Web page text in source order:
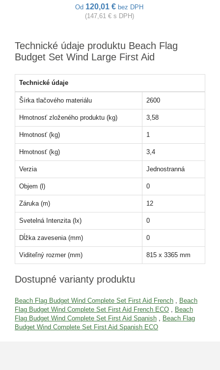
Od 120,01 € bez DPH
(147,61 € s DPH)
Technické údaje produktu Beach Flag
Budget Set Wind Large First Aid
Technické údaje
Šírka tlačového materiálu 2600
Hmotnosť zloženého produktu (kg) 3,58
Hmotnosť (kg) 1
Hmotnosť (kg) 3,4
Verzia Jednostranná
Objem (l) 0
Záruka (m) 12
Svetelná Intenzita (lx) 0
Dĺžka zavesenia (mm) 0
Viditeľný rozmer (mm) 815 x 3365 mm
Dostupné varianty produktu
Beach Flag Budget Wind Complete Set First Aid French , Beach
Flag Budget Wind Complete Set First Aid French ECO , Beach
Flag Budget Wind Complete Set First Aid Spanish , Beach Flag
Budget Wind Complete Set First Aid Spanish ECO